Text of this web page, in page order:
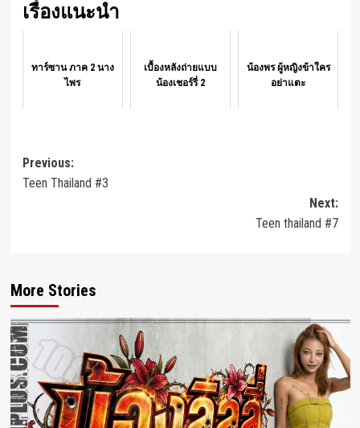
เรื่องแนะนำ
ทาร์ซาน ภาค 2 นาง
ไพร
เบื้องหลังถ่ายแบบ
น้องเชอร์รี่ 2
น้องพร ผู้หญิงข้าใคร
อย่าแตะ
Post
navigation
Previous:
Teen Thailand #3
Next:
Teen thailand #7
More Stories